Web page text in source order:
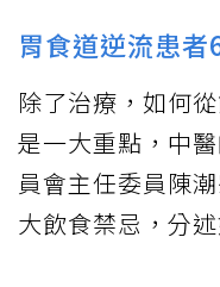
胃食道逆流患者
除了治療，如何
是一大重點，中
員會主任委員陳
大飲食禁忌，分述